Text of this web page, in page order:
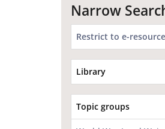
Narrow
Restrict to e-
Library
Topic groups